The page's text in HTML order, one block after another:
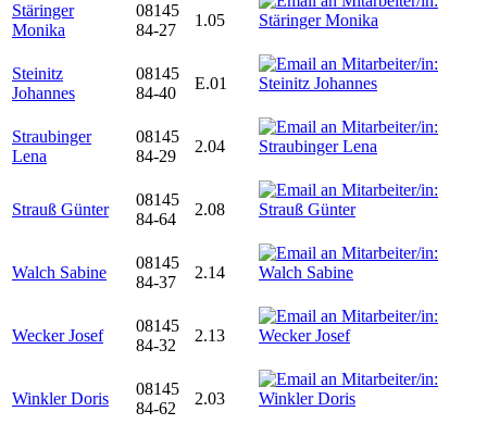
Stäringer
Monika
08145
84-27
1.05
Steinitz
Johannes
08145
84-40
E.01
Straubinger
Lena
08145
84-29
2.04
Strauß Günter
08145
84-64
2.08
Walch Sabine
08145
84-37
2.14
Wecker Josef
08145
84-32
2.13
Winkler Doris
08145
84-62
2.03